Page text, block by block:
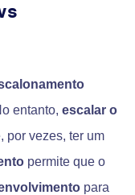
entanto, escalar o
por vezes, ter um
permite que o
para